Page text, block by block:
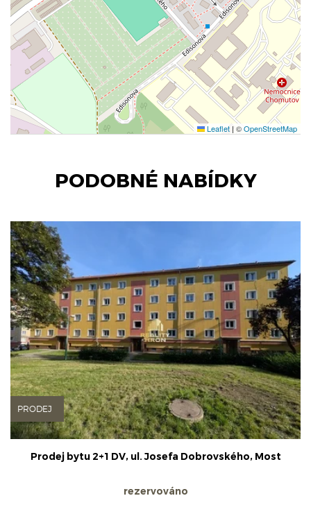
Leaflet | ©OpenStreetMap
PODOBNÉ NABÍDKY
PRODEJ
Prodej bytu 2+1 DV, ul. Josefa Dobrovského, Most
rezervováno